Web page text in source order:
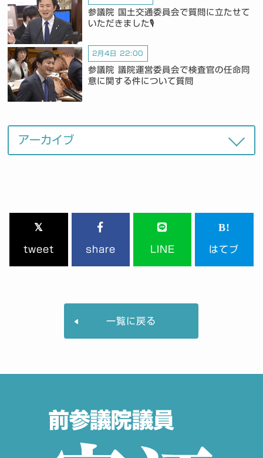
参議院 国土交通委員会で質問に立たせて
いただきました🎙️
2月4日 22:00
参議院 議院運営委員会で検査官の任命同
意に関する件について質問
tweet share LINE はてブ
一覧に戻る